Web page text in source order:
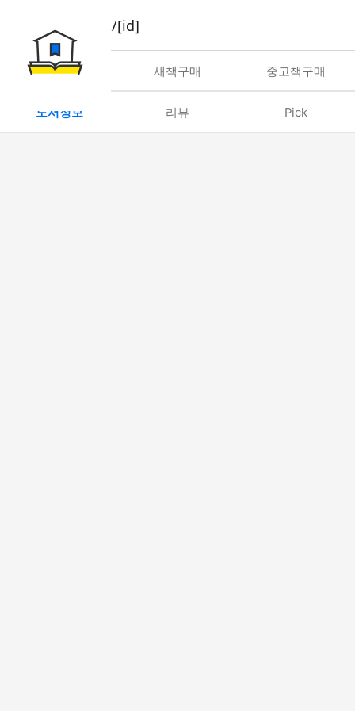
book/rent/[id]
대여 새책구매 중고책구매
도서정보 리뷰 Pick